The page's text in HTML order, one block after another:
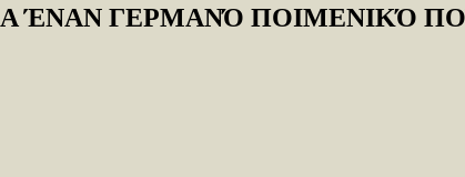
ΈΝΑΝ ΓΕΡΜΑΝΌ ΠΟΙΜΕΝΙΚΌ